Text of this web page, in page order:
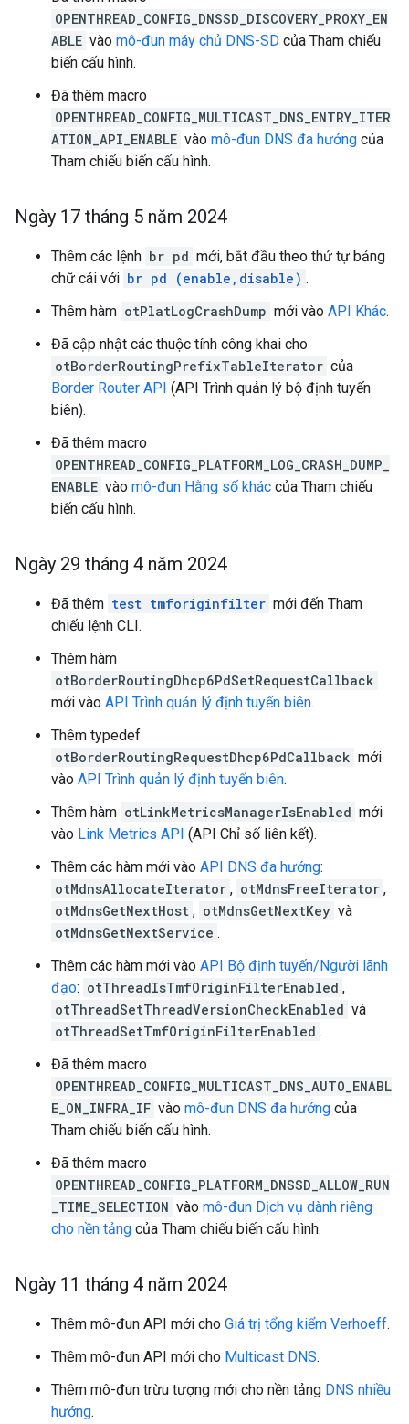
OPENTHREAD_CONFIG_DNSSD_DISCOVERY_PROXY_EN
ABLE vào mô-đun máy chủ DNS-SD của Tham chiếu
biến cấu hình.
Đã thêm macro
OPENTHREAD_CONFIG_MULTICAST_DNS_ENTRY_ITER
ATION_API_ENABLE vào mô-đun DNS đa hướng của
Tham chiếu biến cấu hình.
Ngày 17 tháng 5 năm 2024
Thêm các lệnh br pd mới, bắt đầu theo thứ tự bảng
chữ cái với br pd (enable,disable) .
Thêm hàm otPlatLogCrashDump mới vào API Khác.
Đã cập nhật các thuộc tính công khai cho
otBorderRoutingPrefixTableIterator của
Border Router API (API Trình quản lý bộ định tuyến
biên).
Đã thêm macro
OPENTHREAD_CONFIG_PLATFORM_LOG_CRASH_DUMP_
ENABLE vào mô-đun Hằng số khác của Tham chiếu
biến cấu hình.
Ngày 29 tháng 4 năm 2024
Đã thêm test tmforiginfilter mới đến Tham
chiếu lệnh CLI.
Thêm hàm
otBorderRoutingDhcp6PdSetRequestCallback
mới vào API Trình quản lý định tuyến biên.
Thêm typedef
otBorderRoutingRequestDhcp6PdCallback mới
vào API Trình quản lý định tuyến biên.
Thêm hàm otLinkMetricsManagerIsEnabled mới
vào Link Metrics API (API Chỉ số liên kết).
Thêm các hàm mới vào API DNS đa hướng:
otMdnsAllocateIterator , otMdnsFreeIterator ,
otMdnsGetNextHost , otMdnsGetNextKey và
otMdnsGetNextService .
Thêm các hàm mới vào API Bộ định tuyến/Người lãnh
đạo: otThreadIsTmfOriginFilterEnabled ,
otThreadSetThreadVersionCheckEnabled và
otThreadSetTmfOriginFilterEnabled .
Đã thêm macro
OPENTHREAD_CONFIG_MULTICAST_DNS_AUTO_ENABL
E_ON_INFRA_IF vào mô-đun DNS đa hướng của
Tham chiếu biến cấu hình.
Đã thêm macro
OPENTHREAD_CONFIG_PLATFORM_DNSSD_ALLOW_RUN
_TIME_SELECTION vào mô-đun Dịch vụ dành riêng
cho nền tảng của Tham chiếu biến cấu hình.
Ngày 11 tháng 4 năm 2024
Thêm mô-đun API mới cho Giá trị tổng kiểm Verhoeff.
Thêm mô-đun API mới cho Multicast DNS.
Thêm mô-đun trừu tượng mới cho nền tảng DNS nhiều
hướng.